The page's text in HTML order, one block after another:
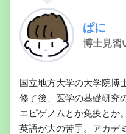
ぱに
博士見習
国立地方大学の大学院博
修了後、医学の基礎研究
エピゲノムとか免疫とか
英語が大の苦手。アカデ